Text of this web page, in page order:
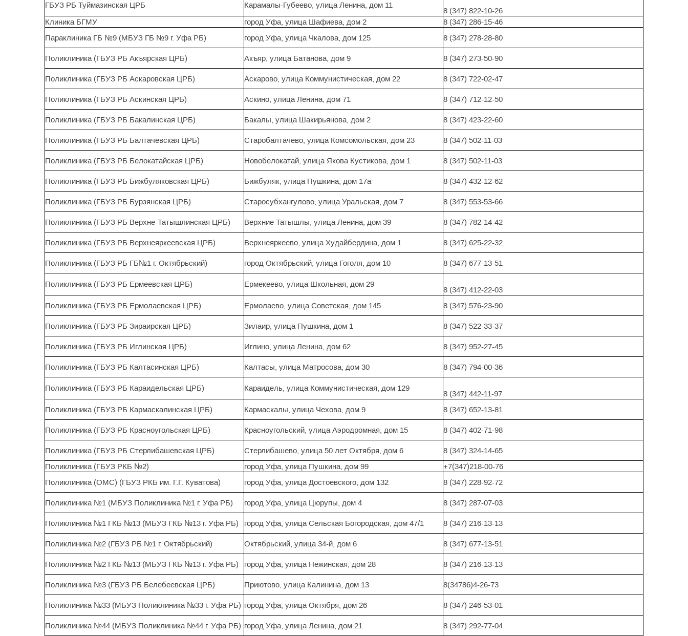
ГБУЗ РБ Туймазинская ЦРБ Карамалы-Губеево, улица Ленина, дом 11
8 (347) 822-10-26
Клиника БГМУ
город Уфа, улица Шафиева, дом 2
8 (347) 286-15-46
Параклиника ГБ №9 (МБУЗ ГБ №9 г. Уфа РБ)
город Уфа, улица Чкалова, дом 125 8 (347) 278-28-80
Поликлиника (ГБУЗ РБ Акъярская ЦРБ) Акъяр, улица Батанова, дом 9 8 (347) 273-50-90
Поликлиника (ГБУЗ РБ Аскаровская ЦРБ) Аскарово, улица Коммунистическая, дом 22 8 (347) 722-02-47
Поликлиника (ГБУЗ РБ Аскинская ЦРБ) Аскино, улица Ленина, дом 71 8 (347) 712-12-50
Поликлиника (ГБУЗ РБ Бакалинская ЦРБ) Бакалы, улица Шакирьянова, дом 2 8 (347) 423-22-60
Поликлиника (ГБУЗ РБ Балтачевская ЦРБ) Старобалтачево, улица Комсомольская, дом 23 8 (347) 502-11-03
Поликлиника (ГБУЗ РБ Белокатайская ЦРБ) Новобелокатай, улица Якова Кустикова, дом 1 8 (347) 502-11-03
Поликлиника (ГБУЗ РБ Бижбуляковская ЦРБ) Бижбуляк, улица Пушкина, дом 17а 8 (347) 432-12-62
Поликлиника (ГБУЗ РБ Бурзянская ЦРБ) Старосубхангулово, улица Уральская, дом 7 8 (347) 553-53-66
Поликлиника (ГБУЗ РБ Верхне-Татышлинская ЦРБ) Верхние Татышлы, улица Ленина, дом 39 8 (347) 782-14-42
Поликлиника (ГБУЗ РБ Верхнеяркеевская ЦРБ) Верхнеяркеево, улица Худайбердина, дом 1 8 (347) 625-22-32
Поликлиника (ГБУЗ РБ ГБ№1 г. Октябрьский) город Октябрьский, улица Гоголя, дом 10 8 (347) 677-13-51
Поликлиника (ГБУЗ РБ Ермеевская ЦРБ) Ермекеево, улица Школьная, дом 29
8 (347) 412-22-03
Поликлиника (ГБУЗ РБ Ермолаевская ЦРБ)
Ермолаево, улица Советская, дом 145 8 (347) 576-23-90
Поликлиника (ГБУЗ РБ Зираирская ЦРБ) Зилаир, улица Пушкина, дом 1 8 (347) 522-33-37
Поликлиника (ГБУЗ РБ Иглинская ЦРБ) Иглино, улица Ленина, дом 62 8 (347) 952-27-45
Поликлиника (ГБУЗ РБ Калтасинская ЦРБ) Калтасы, улица Матросова, дом 30 8 (347) 794-00-36
Поликлиника (ГБУЗ РБ Караидельская ЦРБ) Караидель, улица Коммунистическая, дом 129
8 (347) 442-11-97
Поликлиника (ГБУЗ РБ Кармаскалинская ЦРБ)
Кармаскалы, улица Чехова, дом 9 8 (347) 652-13-81
Поликлиника (ГБУЗ РБ Красноугольская ЦРБ) Красноугольский, улица Аэродромная, дом 15 8 (347) 402-71-98
Поликлиника (ГБУЗ РБ Стерлибашевская ЦРБ) Стерлибашево, улица 50 лет Октября, дом 6
8 (347) 324-14-65
Поликлиника (ГБУЗ РКБ №2)
город Уфа, улица Пушкина, дом 99
+7(347)218-00-76
Поликлиника (ОМС) (ГБУЗ РКБ им. Г.Г. Куватова)
город Уфа, улица Достоевского, дом 132 8 (347) 228-92-72
Поликлиника №1 (МБУЗ Поликлиника №1 г. Уфа РБ) город Уфа, улица Цюрупы, дом 4 8 (347) 287-07-03
Поликлиника №1 ГКБ №13 (МБУЗ ГКБ №13 г. Уфа РБ) город Уфа, улица Сельская Богородская, дом 47/1 8 (347) 216-13-13
Поликлиника №2 (ГБУЗ РБ №1 г. Октябрьский) Октябрьский, улица 34-й, дом 6 8 (347) 677-13-51
Поликлиника №2 ГКБ №13 (МБУЗ ГКБ №13 г. Уфа РБ) город Уфа, улица Нежинская, дом 28 8 (347) 216-13-13
Поликлиника №3 (ГБУЗ РБ Белебеевская ЦРБ) Приютово, улица Калинина, дом 13 8(34786)4-26-73
Поликлиника №33 (МБУЗ Поликлиника №33 г. Уфа РБ) город Уфа, улица Октября, дом 26 8 (347) 246-53-01
Поликлиника №44 (МБУЗ Поликлиника №44 г. Уфа РБ) город Уфа, улица Ленина, дом 21 8 (347) 292-77-04